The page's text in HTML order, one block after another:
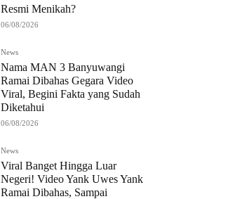
Resmi Menikah?
06/08/2026
News
Nama MAN 3 Banyuwangi
Ramai Dibahas Gegara Video
Viral, Begini Fakta yang Sudah
Diketahui
06/08/2026
News
Viral Banget Hingga Luar
Negeri! Video Yank Uwes Yank
Ramai Dibahas, Sampai